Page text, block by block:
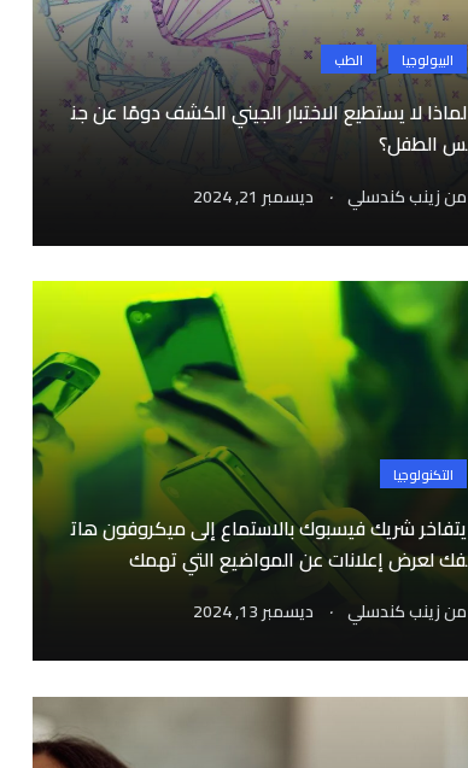
البيولوجيا الطب
لماذا لا يستطيع الاختبار الجيني الكشف دومًا عن جن
س الطفل؟
منزينب كندسلي . ديسمبر 21, 2024
التكنولوجيا
يتفاخر شريك فيسبوك بالاستماع إلى ميكروفون هات
فك لعرض إعلانات عن المواضيع التي تهمك
منزينب كندسلي . ديسمبر 13, 2024